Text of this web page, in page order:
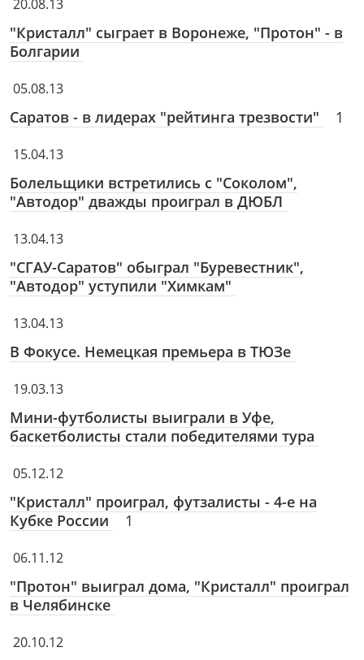
20.08.13
"Кристалл" сыграет в Воронеже, "Протон" - в
Болгарии
05.08.13
Саратов - в лидерах "рейтинга трезвости" 1
15.04.13
Болельщики встретились с "Соколом",
"Автодор" дважды проиграл в ДЮБЛ
13.04.13
"СГАУ-Саратов" обыграл "Буревестник",
"Автодор" уступили "Химкам"
13.04.13
В Фокусе. Немецкая премьера в ТЮЗе
19.03.13
Мини-футболисты выиграли в Уфе,
баскетболисты стали победителями тура
05.12.12
"Кристалл" проиграл, футзалисты - 4-е на
Кубке России
1
06.11.12
"Протон" выиграл дома, "Кристалл" проиграл
в Челябинске
20.10.12